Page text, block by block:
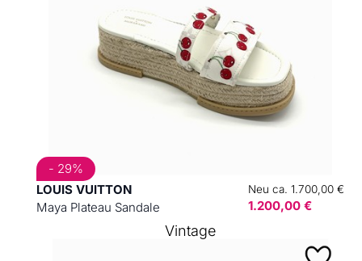
LOUIS VUITTON
Maya Plateau Sandale
Neu ca. 1.700,00 €
1.200,00 €
- 29%
Vintage